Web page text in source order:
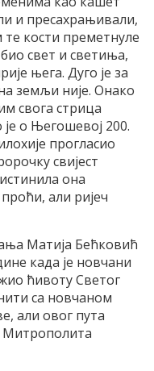
и пресахрањивали,
кости преметнуле
свет и светиња,
њега. Дуго је за
земљи није. Онако
свога стрица
о Његошевој 200.
прогласио
свијест
она
али ријеч
Матија Бећковић
када је новчани
ћивоту Светог
са новчаном
али овог пута
Митрополита